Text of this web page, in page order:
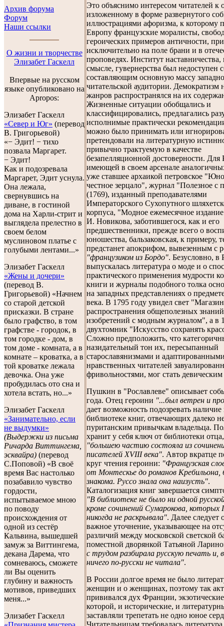
Архив форума
Форум
Наши ссылки
О жизни и творчестве
Элизабет Гаскелл
Впервые на русском
языке опубликовано на
Apropos:
Элизабет Гаскелл
«Север и Юг» (перевод
В. Григорьевой)
«− Эдит! − тихо
позвала Маргарет.
− Эдит!
Как и подозревала
Маргарет, Эдит уснула.
Она лежала,
свернувшись на
диване, в гостиной
дома на Харли-стрит и
выглядела прелестно в
своем белом
муслиновом платье с
голубыми лентами...»
Элизабет Гаскелл
«Жены и дочери»
(перевод В.
Григорьевой) «Начнем
со старой детской
присказки. В стране
было графство, в том
графстве - городок, в
том городке - дом, в
том доме - комната, а в
комнате – кроватка, а в
той кроватке лежала
девочка. Она уже
пробудилась ото сна и
хотела встать, но...»
Элизабет Гаскелл
«Занимательно, если
не выдумки»
(Выдержки из письма
Ричарда Виттингема,
эсквайра) (перевод
С.Поповой) «В своё
время Вас настолько
позабавило чувство
гордости,
испытываемое мною
по поводу
происхождения от
одной из сестёр
Кальвина, вышедшей
замуж за Виттингема,
декана Дарема, что
сомневаюсь, сможете
ли Вы оценить
глубину и важность
мотивов, приведших
меня...»
Элизабет Гаскелл
Это объяснимо интересом читателей к
изложенному в форме развернутого
иллюстрациями афоризма, к которому
Европу французские моралисты,
героических примеров античности,
исключительно на поле брани и в
проповедях. Институт наставничества,
смысле, гувернерства был недоступен
составляющим основную массу
читательской аудитории. Демократизм
жанров распространялся на их
Жизненные ситуации обобщались и
классифицировались, предлагались
исполнимые практически
можно было принимать или
претендовали на литературную
привычно трактуемую в качестве
безапелляционной достоверности. Для
имеющей в своем арсенале
уже ставшее архаикой петровское
честное зерцало", журнал "Полезное с
(1769), изданный преподавателями
Императорского Сухопутного
корпуса, "Модное ежемесячное
И. Новикова, заботившегося, как и его
предшественники, прежде всего о
юношества, бальзаковская, к примеру,
предстанет апокрифом, вывезенным с
"французиком из Бордо". Безусловно, в
выпускалась литература о моде и о
практического применения мудрости
книги и журналы подобного толка
на западных представлениях о
века. В 1795 году увидел свет
распространения общеполезных
изобретений с модным журналом", а в
двухтомник "Искусство сохранять
Сложно предположить, что
назидательный тон их, пересыпанный
старославянизмами и
нравственных читателей
фривольностями, мог стать
Пушкин в "Рославлеве" описывает
года. Отец героини "...был ветрен и
дает возможность подозревать наличие
библиотеке книг, отвечающих далеко
пуританским привычкам владельца.
хранит у себя ключ от библиотеки
"большею частию состояла из
писателей XVIII века". Автор вкратце
круг чтения героини: "Французская
от Монтескье до романов Кребильона,
знакома. Руссо знала она наизусть".
Каталогизация книг завершается
"В библиотеке не было ни одной
кроме сочинений Сумарокова, которых
никогда не раскрывала". Далее следует
важное уточнение, указывающее на
различий между московской светской
поместной дворянкой Татьяной
с трудом разбирала русскую печать и,
ничего по-русски не читала".
В России долгое время не было
женщин и о женщинах, поэтому так
прививался дух Франции,
которой, и исторические, и
заставляли трепетать не одно юное
Читательницам требовалась литература